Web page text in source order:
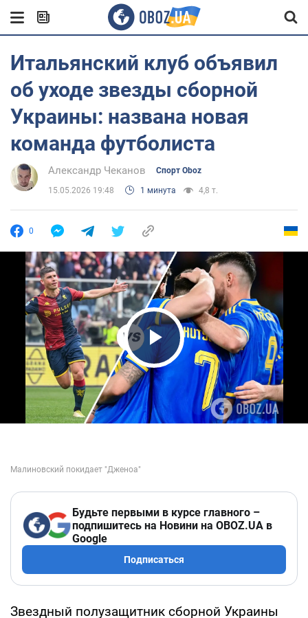
Итальянский клуб объявил
об уходе звезды сборной
Украины: названа новая
команда футболиста
Александр Чеканов Спорт Oboz
15.05.2026 19:48 1 минута 4,8 т.
0
Play Video
Будьте первыми в курсе главного –
подпишитесь на Новини на OBOZ.UA в
Google
Подписаться
Звездный полузащитник сборной Украины